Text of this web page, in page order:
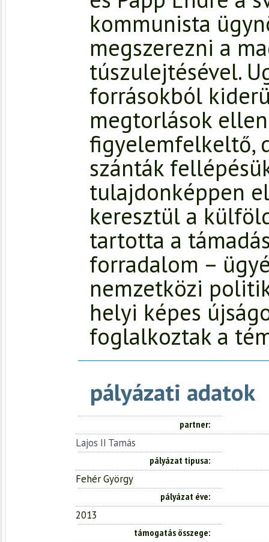
kommunista
megszerezni a
túszulejtésével.
forrásokból
megtorlások
figyelemfelkeltő,
szánták
tulajdonképpen
keresztül a
tartotta a
forradalom –
nemzetközi
helyi képes
foglalkoztak a
pályázati adatok
partner
Lajos II Tamás
pályázat típusa
Fehér György
pályázat éve
2013
támogatás összege